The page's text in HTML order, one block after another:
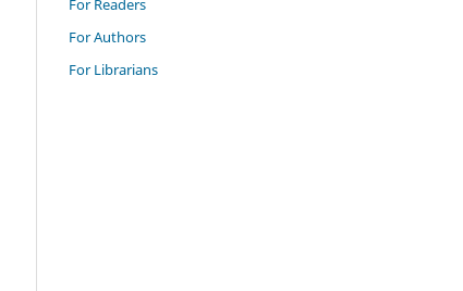
For Readers
For Authors
For Librarians